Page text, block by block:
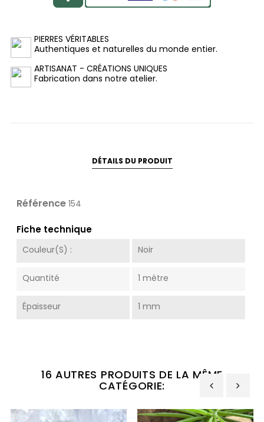
PIERRES VÉRITABLES
Authentiques et naturelles du monde entier.
ARTISANAT - CRÉATIONS UNIQUES
Fabrication dans notre atelier.
DÉTAILS DU PRODUIT
Référence 154
Fiche technique
Couleur(s) : Noir
Quantité 1 mètre
Épaisseur 1 mm
16 AUTRES PRODUITS DE LA MÊME
CATÉGORIE:
‹ ›